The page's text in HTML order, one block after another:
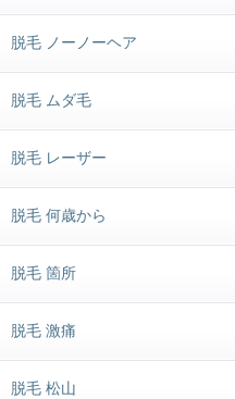
脱毛 ノーノーヘア
脱毛 ムダ毛
脱毛 レーザー
脱毛 何歳から
脱毛 箇所
脱毛 激痛
脱毛 松山